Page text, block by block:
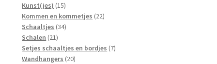
Kunst(jes) 1515
producten
Kommen en kommetjes 2222
Schaaltjes 3434
Schalen 2121
producten
Setjes schaaltjes en bordjes 77
Wandhangers 2020